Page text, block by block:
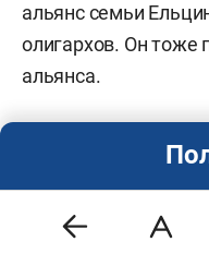
альянс семьи
олигархов. Он тоже
альянса.
― ...По поводу того,
Альянсы.
слышать, что у
баллотироваться.